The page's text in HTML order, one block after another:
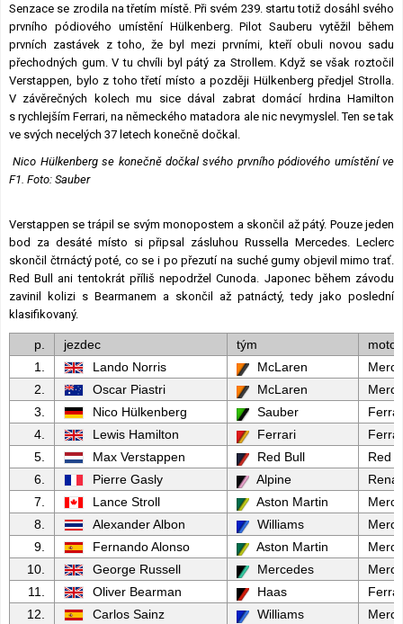
Senzace se zrodila na třetím místě. Při svém 239. startu totiž dosáhl svého
prvního pódiového umístění Hülkenberg. Pilot Sauberu vytěžil během
prvních zastávek z toho, že byl mezi prvními, kteří obuli novou sadu
přechodných gum. V tu chvíli byl pátý za Strollem. Když se však roztočil
Verstappen, bylo z toho třetí místo a později Hülkenberg předjel Strolla.
V závěrečných kolech mu sice dával zabrat domácí hrdina Hamilton
s rychlejším Ferrari, na německého matadora ale nic nevymyslel. Ten se tak
ve svých necelých 37 letech konečně dočkal.
Nico Hülkenberg se konečně dočkal svého prvního pódiového umístění ve
F1. Foto: Sauber
Verstappen se trápil se svým monopostem a skončil až pátý. Pouze jeden
bod za desáté místo si připsal zásluhou Russella Mercedes. Leclerc
skončil čtrnáctý poté, co se i po přezutí na suché gumy objevil mimo trať.
Red Bull ani tentokrát příliš nepodržel Cunoda. Japonec během závodu
zavinil kolizi s Bearmanem a skončil až patnáctý, tedy jako poslední
klasifikovaný.
p. jezdec tým
motor
1.
Lando Norris McLaren
2.
Oscar Piastri McLaren
3.
Nico Hülkenberg Sauber
4.
Lewis Hamilton Ferrari
5.
Max Verstappen Red Bull
Red
6.
Pierre Gasly Alpine
7.
Lance Stroll Aston Martin
8.
Alexander Albon Williams
9.
Fernando Alonso Aston Martin
10.
George Russell Mercedes
11.
Oliver Bearman Haas
12.
Carlos Sainz Williams